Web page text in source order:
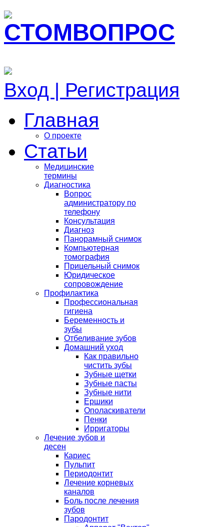
Вход | Регистрация
Главная
О проекте
Статьи
Медицинские
термины
Диагностика
Вопрос
администратору по
телефону
Консультация
Диагноз
Панорамный снимок
Компьютерная
томография
Прицельный снимок
Юридическое
сопровождение
Профилактика
Профессиональная
гигиена
Беременность и
зубы
Отбеливание зубов
Домашний уход
Как правильно
чистить зубы
Зубные щетки
Зубные пасты
Зубные нити
Ершики
Ополаскиватели
Пенки
Ирригаторы
Лечение зубов и
десен
Кариес
Пульпит
Периодонтит
Лечение корневых
каналов
Боль после лечения
зубов
Пародонтит